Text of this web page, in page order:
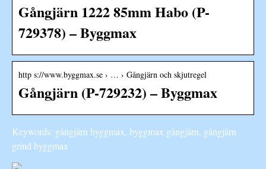
Gångjärn 1222 85mm Habo (P-
729378) – Byggmax
http s://www.byggmax.se › … › Gångjärn och skjutregel
Gångjärn (P-729232) – Byggmax
Keywords: gångjärn byggmax, byggmax gångjärn, gångjärn
grind byggmax